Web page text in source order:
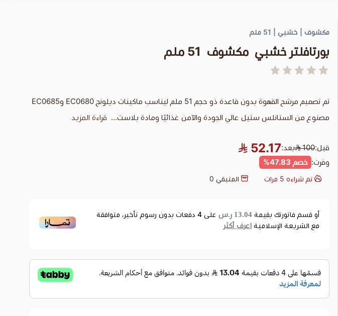
مكشوف | خشبي | 51 ملم
بورتافلتر خشبي مكشوف 51 ملم
تم تصميم مرشح القهوة بدون قاعدة ذو حجم 51 ملم ليناسب ماكينات ديلونج EC0680 وEC0685
مصنوع من الستانلس ستيل عالي الجودة والآمن غذائيًا ومادة بلاست... قراءة المزيد
قبل:100 بعد:52.17
وفرت: خصم 47.83%
تم شراءه 5 مرات المتبقي 0
أو قسم فاتورتك بقيمة 13.04 ر.س على 4 دفعات بدون رسوم تأخير، متوافقة
مع الشريعة الإسلامية اعرف أكثر